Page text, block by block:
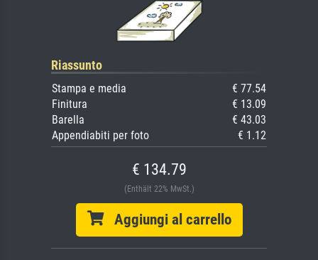
Riassunto
Stampa e media
€ 77.54
Finitura
€ 13.09
Barella
€ 43.03
Appendiabiti per foto
€ 1.12
€ 134.79
(Enthält 22% MwSt.)
Aggiungi al carrello